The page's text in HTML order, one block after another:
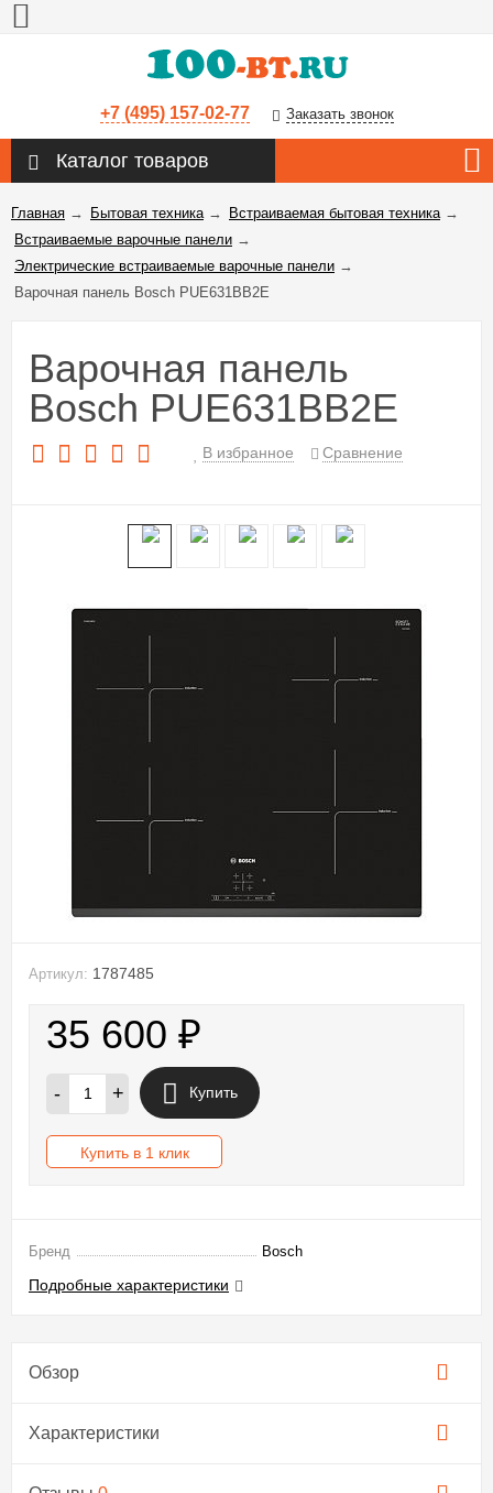
+7 (495) 157-02-77 Заказать звонок
Каталог товаров
Главная → Бытовая техника→ Встраиваемая бытовая техника→
Встраиваемые варочные панели →
Электрические встраиваемые варочные панели →
Варочная панель Bosch PUE631BB2E
Варочная панель
Bosch PUE631BB2E
В избранное Сравнение
Артикул: 1787485
35 600 ₽
- + Купить
Купить в 1 клик
Бренд Bosch
Подробные характеристики
Обзор
Характеристики